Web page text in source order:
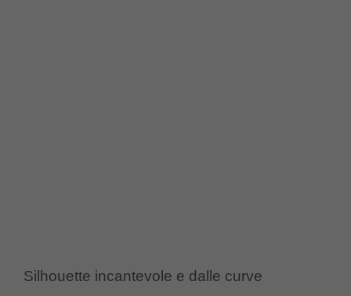
Silhouette incantevole e dalle curve